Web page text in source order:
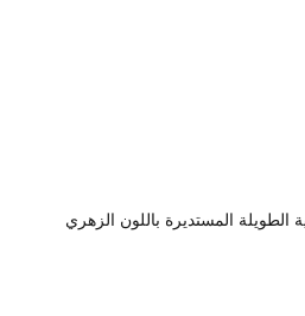
الطويلة المستديرة باللون الزهري